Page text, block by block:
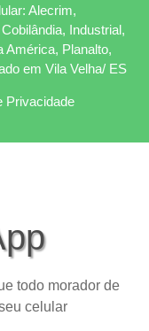
Alecrim,
Industrial,
América, Planalto,
em Vila Velha/ ES
Privacidade
todo morador de
celular